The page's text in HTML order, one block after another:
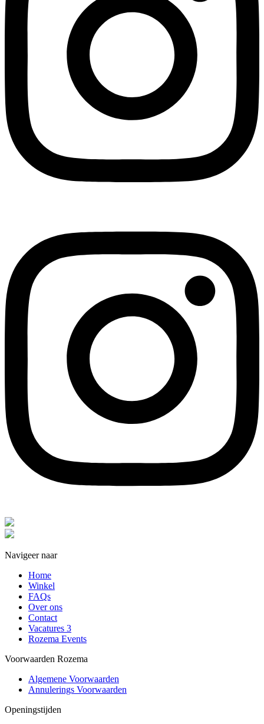
Navigeer naar
Home
Winkel
FAQs
Over ons
Contact
Vacatures 3
Rozema Events
Voorwaarden Rozema
Algemene Voorwaarden
Annulerings Voorwaarden
Openingstijden